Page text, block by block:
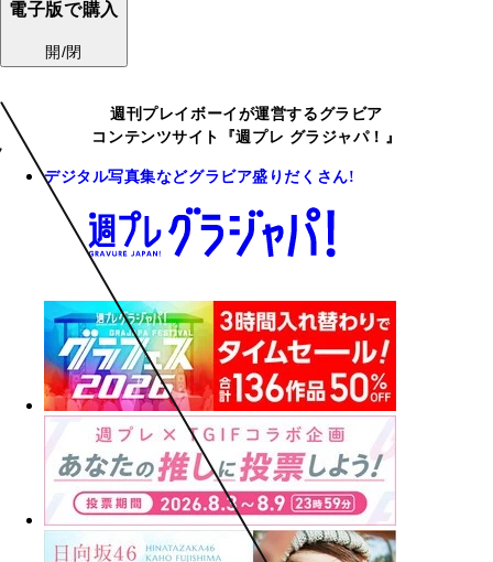
電子版で購入
開/閉
週刊プレイボーイが運営するグラビア
コンテンツサイト『週プレ グラジャパ！』
デジタル写真集などグラビア盛りだくさん!